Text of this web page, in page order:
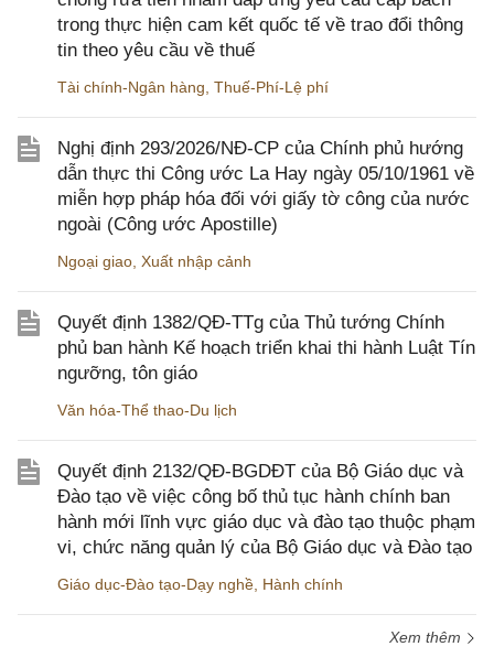
trong thực hiện cam kết quốc tế về trao đổi thông
tin theo yêu cầu về thuế
Tài chính-Ngân hàng Thuế-Phí-Lệ phí
Nghị định 293/2026/NĐ-CP của Chính phủ hướng
dẫn thực thi Công ước La Hay ngày 05/10/1961 về
miễn hợp pháp hóa đối với giấy tờ công của nước
ngoài (Công ước Apostille)
Ngoại giao Xuất nhập cảnh
Quyết định 1382/QĐ-TTg của Thủ tướng Chính
phủ ban hành Kế hoạch triển khai thi hành Luật Tín
ngưỡng, tôn giáo
Văn hóa-Thể thao-Du lịch
Quyết định 2132/QĐ-BGDĐT của Bộ Giáo dục và
Đào tạo về việc công bố thủ tục hành chính ban
hành mới lĩnh vực giáo dục và đào tạo thuộc phạm
vi, chức năng quản lý của Bộ Giáo dục và Đào tạo
Giáo dục-Đào tạo-Dạy nghề Hành chính
Xem thêm